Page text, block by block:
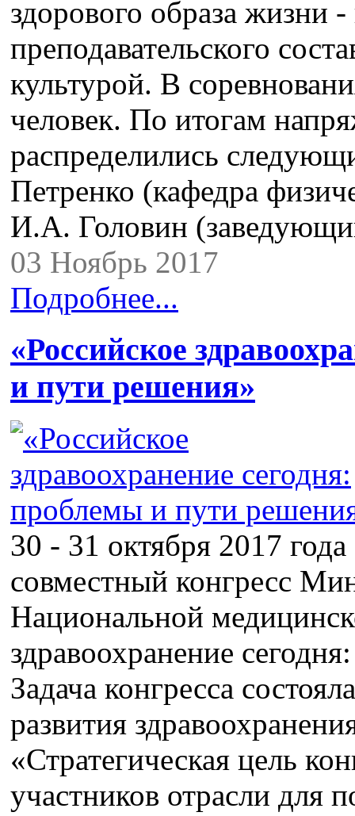
здорового образа жизни
преподавательского
культурой. В
человек. По итогам
распределились
Петренко (кафедра
И.А. Головин
03 Ноябрь 2017
Подробнее...
«Российское
и пути решения»
30 - 31 октября 2017
совместный конгресс
Национальной
здравоохранение
Задача конгресса
развития
«Стратегическая цель
участников отрасли для